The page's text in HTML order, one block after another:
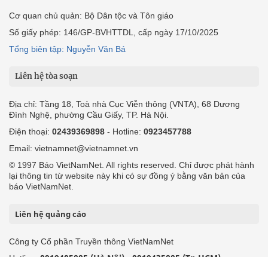
Cơ quan chủ quản: Bộ Dân tộc và Tôn giáo
Số giấy phép: 146/GP-BVHTTDL, cấp ngày 17/10/2025
Tổng biên tập: Nguyễn Văn Bá
Liên hệ tòa soạn
Địa chỉ: Tầng 18, Toà nhà Cục Viễn thông (VNTA), 68 Dương
Đình Nghệ, phường Cầu Giấy, TP. Hà Nội.
Điện thoại: 02439369898 - Hotline: 0923457788
Email: vietnamnet@vietnamnet.vn
© 1997 Báo VietNamNet. All rights reserved. Chỉ được phát hành
lại thông tin từ website này khi có sự đồng ý bằng văn bản của
báo VietNamNet.
Liên hệ quảng cáo
Công ty Cổ phần Truyền thông VietNamNet